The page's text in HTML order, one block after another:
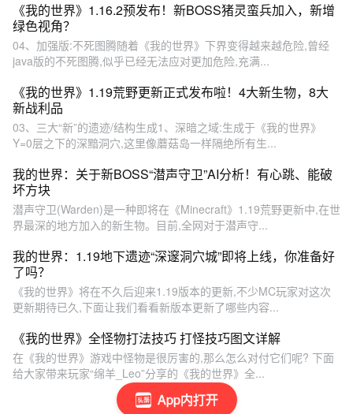
App内打开
《我的世界》1.16.2预发布！新BOSS猪灵蛮兵加入，新增
绿色视角？
04、加强版:不死图腾随着《我的世界》下界变得越来越危险,曾经
java版的不死图腾,似乎已经无法应对更加危险,充满...
《我的世界》1.19荒野更新正式发布啦！4大新生物，8大
新战利品
03、三大“新”的遗迹/结构生成1、深暗之域:生成于《我的世界》
Y=0层之下的深黯洞穴,这里像蘑菇岛一样隔绝所有生...
我的世界：关于新BOSS“潜声守卫”AI分析！有心跳、能破
坏方块
潜声守卫(Warden)是一种即将在《Minecraft》1.19荒野更新中,在世
界最深的地方加入的新生物。目前,全网对于潜声守...
我的世界：1.19地下遗迹“深邃洞穴城”即将上线，你准备好
了吗？
《我的世界》将在不久后迎来1.19版本的更新,不少MC玩家对这次
更新期待已久,下面让我们看看新版本更新了哪些内容...
《我的世界》全怪物打法技巧 打怪技巧图文详解
在《我的世界》游戏中怪物是很厉害的,那么怎么对付它们呢? 下面
给大家带来玩家“绵羊_Leo”分享的《我的世界》全...